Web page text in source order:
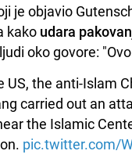
je objavio
kako udara
oko govore:
US, the anti-Islam
carried out an
the Islamic
pic.twitter.com/